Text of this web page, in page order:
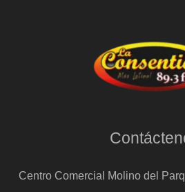
Centro Comercial Molino del